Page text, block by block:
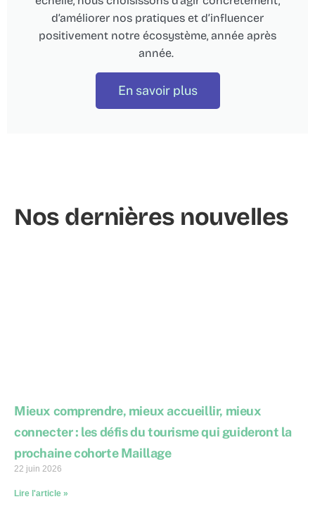
d’améliorer nos pratiques et d’influencer
positivement notre écosystème, année après
année.
En savoir plus
Nos dernières nouvelles
Mieux comprendre, mieux accueillir, mieux
connecter : les défis du tourisme qui guideront la
prochaine cohorte Maillage
22 juin 2026
Lire l'article »